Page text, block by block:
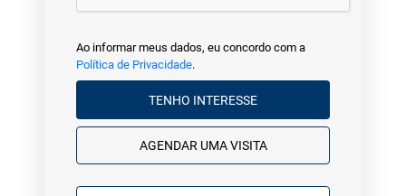
Ao informar meus dados, eu concordo com a
Política de Privacidade.
TENHO INTERESSE
AGENDAR UMA VISITA